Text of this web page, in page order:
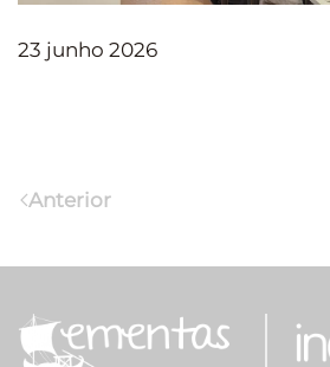
23 junho 2026
Anterior